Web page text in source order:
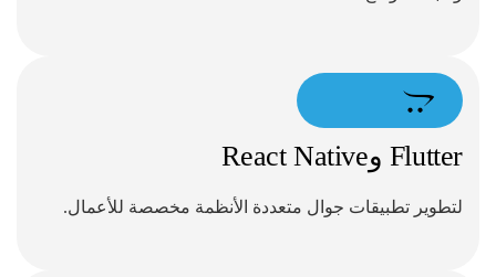
Flutter وReact Native
لتطوير تطبيقات جوال متعددة الأنظمة مخصصة للأعمال.